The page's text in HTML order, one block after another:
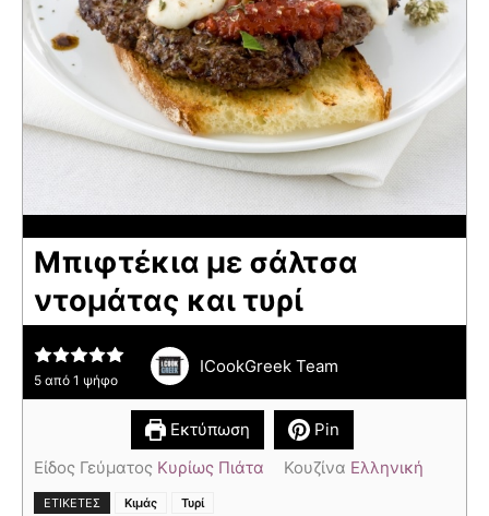
Μπιφτέκια με σάλτσα
ντομάτας και τυρί
5 από 1 ψήφο
ICookGreek Team
Εκτύπωση
Pin
Είδος Γεύματος Κυρίως Πιάτα Κουζίνα Ελληνική
ΕΤΙΚΈΤΕΣ Κιμάς Τυρί